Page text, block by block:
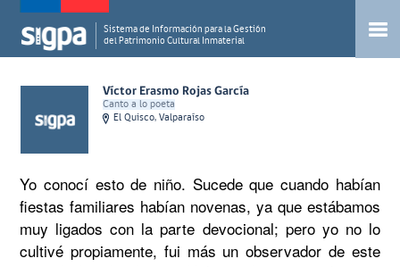
Sistema de Información para la Gestión
del Patrimonio Cultural Inmaterial
Víctor Erasmo Rojas García
Canto a lo poeta
El Quisco, Valparaíso
Yo conocí esto de niño. Sucede que cuando habían
fiestas familiares habían novenas, ya que estábamos
muy ligados con la parte devocional; pero yo no lo
cultivé propiamente, fui más un observador de este